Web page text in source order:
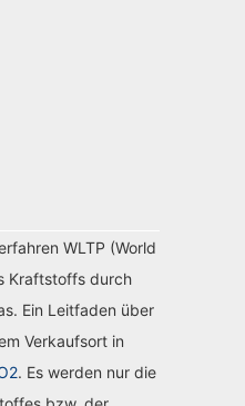
WLTP (World
Kraftstoffs durch
Ein Leitfaden über
Verkaufsort in
. Es werden nur die